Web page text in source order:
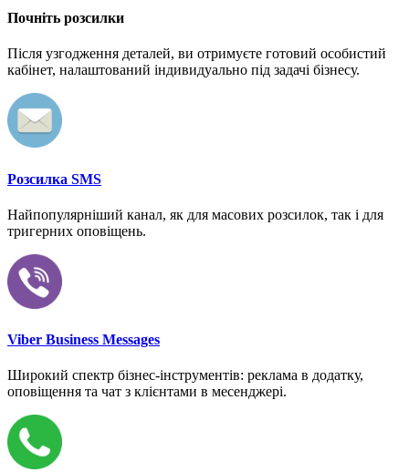
Почніть розсилки
Після узгодження деталей, ви отримуєте готовий особистий
кабінет, налаштований індивидуально під задачі бізнесу.
Розсилка SMS
Найпопулярніший канал, як для масових розсилок, так і для
тригерних оповіщень.
Viber Business Messages
Широкий спектр бізнес-інструментів: реклама в додатку,
оповіщення та чат з клієнтами в месенджері.